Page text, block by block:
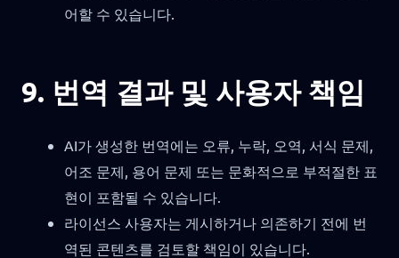
어할 수 있습니다.
9. 번역 결과 및 사용자 책임
AI가 생성한 번역에는 오류, 누락, 오역, 서식 문제,
어조 문제, 용어 문제 또는 문화적으로 부적절한 표
현이 포함될 수 있습니다.
라이선스 사용자는 게시하거나 의존하기 전에 번
역된 콘텐츠를 검토할 책임이 있습니다.